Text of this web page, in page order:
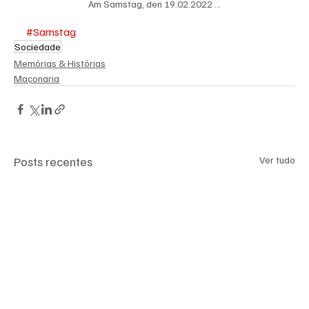
Am Samstag, den 19.02.2022 ...
#Samstag
Sociedade
Memórias & Histórias
Maçonaria
Posts recentes Ver tudo